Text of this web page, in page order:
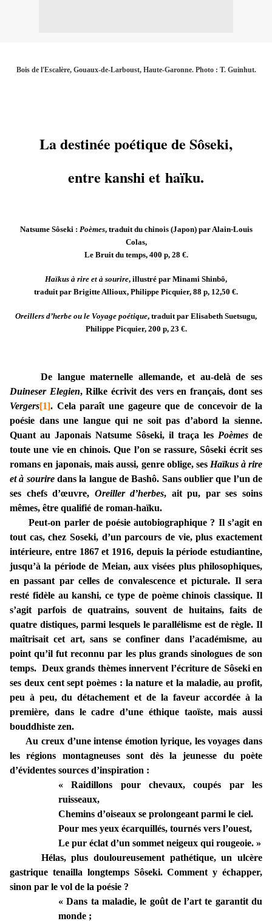
Bois de l'Escalère, Gouaux-de-Larboust, Haute-Garonne. Photo : T. Guinhut.
La destinée poétique de Sôseki,
entre kanshi et haïku.
Natsume Sôseki : Poèmes, traduit du chinois (Japon) par Alain-Louis
Colas,
Le Bruit du temps, 400 p, 28 €.
Haïkus à rire et à sourire, illustré par Minami Shinbô,
traduit par Brigitte Allioux, Philippe Picquier, 88 p, 12,50 €.
Oreillers d’herbe ou le Voyage poétique, traduit par Elisabeth Suetsugu,
Philippe Picquier, 200 p, 23 €.
De langue maternelle allemande, et au-delà de ses
Duineser Elegien, Rilke écrivit des vers en français, dont ses
Vergers[1]. Cela paraît une gageure que de concevoir de la
poésie dans une langue qui ne soit pas d’abord la sienne.
Quant au Japonais Natsume Sôseki, il traça les Poèmes de
toute une vie en chinois. Que l’on se rassure, Sôseki écrit ses
romans en japonais, mais aussi, genre oblige, ses Haïkus à rire
et à souriredans la langue de Bashô. Sans oublier que l’un de
ses chefs d’œuvre, Oreiller d’herbes, ait pu, par ses soins
mêmes, être qualifié de roman-haïku.
Peut-on parler de poésie autobiographique ? Il s’agit en
tout cas, chez Soseki, d’un parcours de vie, plus exactement
intérieure, entre 1867 et 1916, depuis la période estudiantine,
jusqu’à la période de Meian, aux visées plus philosophiques,
en passant par celles de convalescence et picturale. Il sera
resté fidèle au kanshi, ce type de poème chinois classique. Il
s’agit parfois de quatrains, souvent de huitains, faits de
quatre distiques, parmi lesquels le parallélisme est de règle. Il
maîtrisait cet art, sans se confiner dans l’académisme, au
point qu’il fut reconnu par les plus grands sinologues de son
temps. Deux grands thèmes innervent l’écriture de Sôseki en
ses deux cent sept poèmes : la nature et la maladie, au profit,
peu à peu, du détachement et de la faveur accordée à la
première, dans le cadre d’une éthique taoïste, mais aussi
bouddhiste zen.
Au creux d’une intense émotion lyrique, les voyages dans
les régions montagneuses sont dès la jeunesse du poète
d’évidentes sources d’inspiration :
« Raidillons pour chevaux, coupés par les
ruisseaux,
Chemins d’oiseaux se prolongeant parmi le ciel.
Pour mes yeux écarquillés, tournés vers l’ouest,
Le pur éclat d’un sommet neigeux qui rougeoie. »
Hélas, plus douloureusement pathétique, un ulcère
gastrique tenailla longtemps Sôseki. Comment y échapper,
sinon par le vol de la poésie ?
« Dans ta maladie, le goût de l’art te garantit du
monde ;